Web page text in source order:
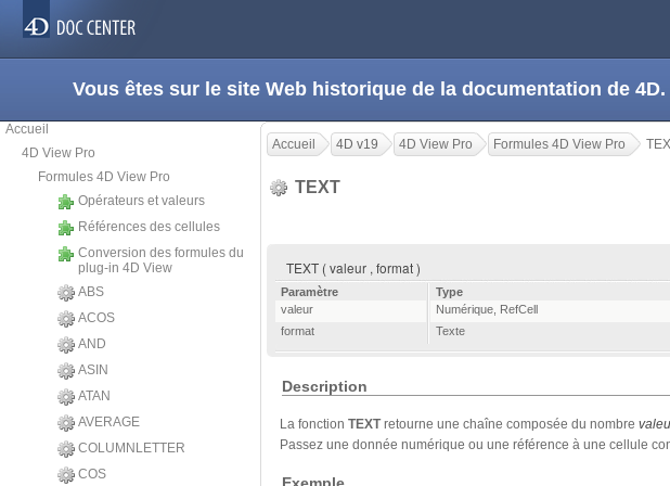
Vous êtes sur le site Web historique de la documentation de
Accueil
4D View Pro
Formules 4D View Pro
Opérateurs et valeurs
Références des cellules
Conversion des formules du
plug-in 4D View
ABS
ACOS
AND
ASIN
ATAN
AVERAGE
COLUMNLETTER
COS
Accueil 4D v19 4D View Pro Formules 4D View Pro
TEXT
TEXT ( valeur , format )
Paramètre Type
valeur
Numérique RefCell
format
Texte
Description
La fonction TEXTretourne une chaîne composée du nombre
Passez une donnée numérique ou une référence à une cellule
Exemple